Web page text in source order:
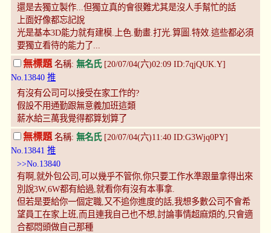
還是去獨立製作...但獨立真的會很難尤其是沒人手幫忙的話
上面好像都忘記說
光是基本3D能力就有建模.上色.動畫.打光.算圖.特效.這些都必須
要獨立看待的能力了...
無標題 名稱: 無名氏[20/07/04(六)02:09 ID:7qjQUK.Y]
No.13840 推
有沒有公司可以接受在家工作的?
假設不用通勤跟無意義加班這類
薪水給三萬我覺得都算划算了
無標題 名稱: 無名氏[20/07/04(六)11:40 ID:G3Wjq0PY]
No.13841 推
>>No.13840
有啊,就外包公司,可以幾乎不管你,你只要工作水準跟量拿得出來
別說3W,6W都有給過,就看你有沒有本事拿.
但若是要給你一個定職,又不追你進度的話,我想多數公司不會希
望員工在家上班,而且連我自己也不想,討論事情超麻煩的,只會適
合都悶頭做自己那種